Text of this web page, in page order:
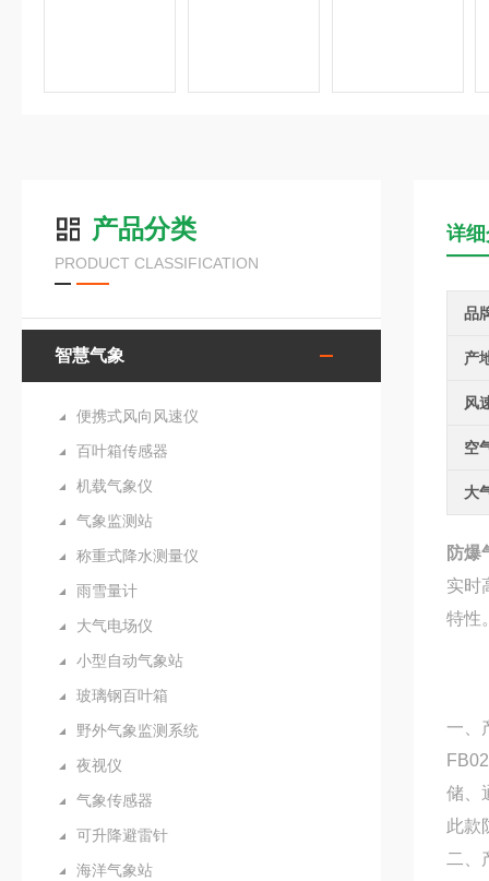
产品分类
PRODUCT CLASSIFICATION
智慧气象
便携式风向风速仪
百叶箱传感器
机载气象仪
气象监测站
称重式降水测量仪
雨雪量计
大气电场仪
小型自动气象站
玻璃钢百叶箱
野外气象监测系统
夜视仪
气象传感器
可升降避雷针
海洋气象站
详
品
产
风
空
大
防爆
实时
特性
一、
储、
此款
二、